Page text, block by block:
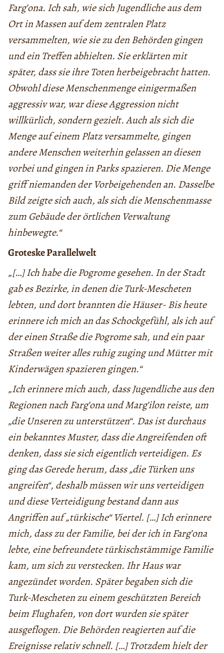
Farg’ona. Ich sah, wie sich Jugendliche aus dem
Ort in Massen auf dem zentralen Platz
versammelten, wie sie zu den Behörden gingen
und ein Treffen abhielten. Sie erklärten mit
später, dass sie ihre Toten herbeigebracht hatten.
Obwohl diese Menschenmenge einigermaßen
aggressiv war, war diese Aggression nicht
willkürlich, sondern gezielt. Auch als sich die
Menge auf einem Platz versammelte, gingen
andere Menschen weiterhin gelassen an diesen
vorbei und gingen in Parks spazieren. Die Menge
griff niemanden der Vorbeigehenden an. Dasselbe
Bild zeigte sich auch, als sich die Menschenmasse
zum Gebäude der örtlichen Verwaltung
hinbewegte.“
Groteske Parallelwelt
„[…] Ich habe die Pogrome gesehen. In der Stadt
gab es Bezirke, in denen die Turk-Mescheten
lebten, und dort brannten die Häuser- Bis heute
erinnere ich mich an das Schockgefühl, als ich auf
der einen Straße die Pogrome sah, und ein paar
Straßen weiter alles ruhig zuging und Mütter mit
Kinderwägen spazieren gingen.“
„Ich erinnere mich auch, dass Jugendliche aus den
Regionen nach Farg’ona und Marg’ilon reiste, um
„die Unseren zu unterstützen“. Das ist durchaus
ein bekanntes Muster, dass die Angreifenden oft
denken, dass sie sich eigentlich verteidigen. Es
ging das Gerede herum, dass „die Türken uns
angreifen“, deshalb müssen wir uns verteidigen
und diese Verteidigungbestand dann aus
Angriffen auf „türkische“ Viertel. […] Ich erinnere
mich, dass zu der Familie, bei der ich in Farg’ona
lebte, eine befreundete türkischstämmige Familie
kam, um sich zu verstecken. Ihr Haus war
angezündet worden. Später begaben sich die
Turk-Mescheten zu einem geschützten Bereich
beim Flughafen, von dort wurden sie später
ausgeflogen. Die Behörden reagierten auf die
Ereignisse relativ schnell. […] Trotzdem hielt der